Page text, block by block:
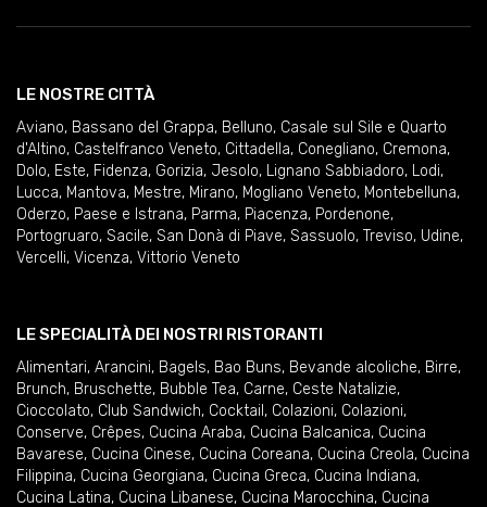
LE NOSTRE CITTÀ
Aviano, Bassano del Grappa, Belluno, Casale sul Sile e Quarto
d'Altino, Castelfranco Veneto, Cittadella, Conegliano, Cremona,
Dolo, Este, Fidenza, Gorizia, Jesolo, Lignano Sabbiadoro, Lodi,
Lucca, Mantova, Mestre, Mirano, Mogliano Veneto, Montebelluna,
Oderzo, Paese e Istrana, Parma, Piacenza, Pordenone,
Portogruaro, Sacile, San Donà di Piave, Sassuolo, Treviso, Udine,
Vercelli, Vicenza, Vittorio Veneto
LE SPECIALITÀ DEI NOSTRI RISTORANTI
Alimentari, Arancini, Bagels, Bao Buns, Bevande alcoliche, Birre,
Brunch, Bruschette, Bubble Tea, Carne, Ceste Natalizie,
Cioccolato, Club Sandwich, Cocktail , Colazioni, Colazioni,
Conserve, Crêpes, Cucina Araba, Cucina Balcanica, Cucina
Bavarese, Cucina Cinese, Cucina Coreana, Cucina Creola, Cucina
Filippina, Cucina Georgiana, Cucina Greca, Cucina Indiana,
Cucina Latina, Cucina Libanese, Cucina Marocchina, Cucina